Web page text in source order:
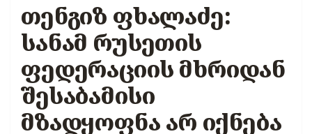
თენგიზ ფხალაძე:
სანამ რუსეთის
ფედერაციის მხრიდან
შესაბამისი
მზადყოფნა არ იქნება